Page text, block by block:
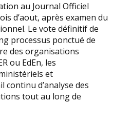
au Journal Officiel
d’aout, après examen du
Le vote définitif de
processus ponctué de
des organisations
ou EdEn, les
et
continu d’analyse des
tout au long de